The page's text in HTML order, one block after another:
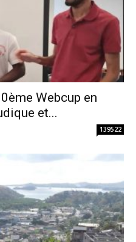
Webcup en
et...
139522